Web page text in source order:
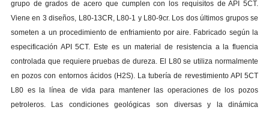
grupo de grados de acero que cumplen con los requisitos de API 5CT.
Viene en 3 diseños, L80-13CR, L80-1 y L80-9cr. Los dos últimos grupos se
someten a un procedimiento de enfriamiento por aire. Fabricado según la
especificación API 5CT. Este es un material de resistencia a la fluencia
controlada que requiere pruebas de dureza. El L80 se utiliza normalmente
en pozos con entornos ácidos (H2S). La tubería de revestimiento API 5CT
L80 es la línea de vida para mantener las operaciones de los pozos
petroleros. Las condiciones geológicas son diversas y la dinámica